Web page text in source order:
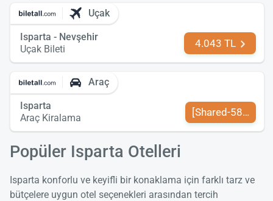
Uçak
Isparta - Nevşehir
Uçak Bileti
4.043 TL
Araç
Isparta
Araç Kiralama
[Shared-589-tr-
Popüler Isparta Otelleri
Isparta konforlu ve keyifli bir konaklama için farklı tarz ve
bütçelere uygun otel seçenekleri arasından tercih